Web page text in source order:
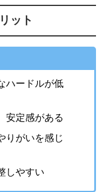
ット
ハードルが低
安定感がある
りがいを感じ
しやすい